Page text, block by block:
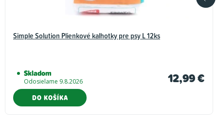
Simple Solution Plienkové kalhotky pre psy L 12ks
Skladom
Odosielame 9.8.2026 12,99 €
DO KOŠÍKA